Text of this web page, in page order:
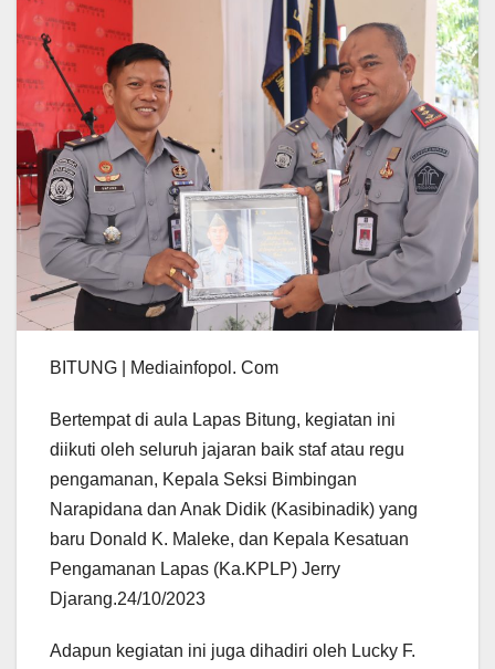
BITUNG | Mediainfopol. Com
Bertempat di aula Lapas Bitung, kegiatan ini
diikuti oleh seluruh jajaran baik staf atau regu
pengamanan, Kepala Seksi Bimbingan
Narapidana dan Anak Didik (Kasibinadik) yang
baru Donald K. Maleke, dan Kepala Kesatuan
Pengamanan Lapas (Ka.KPLP) Jerry
Djarang.24/10/2023
Adapun kegiatan ini juga dihadiri oleh Lucky F.